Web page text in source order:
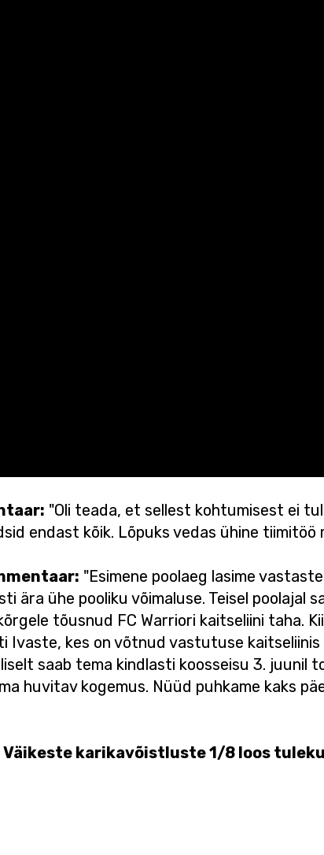
"Oli teada, et sellest kohtumisest ei
endast kõik. Lõpuks vedas ühine tiimitöö
"Esimene poolaeg lasime
ära ühe pooliku võimaluse. Teisel poolajal
tõusnud FC Warriori kaitseliini taha.
Ivaste, kes on võtnud vastutuse kaitseliinis
saab tema kindlasti koosseisu 3. juunil
huvitav kogemus. Nüüd puhkame kaks
Väikeste karikavõistluste 1/8 loos